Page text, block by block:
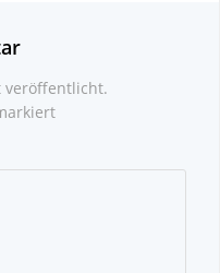
veröffentlicht.